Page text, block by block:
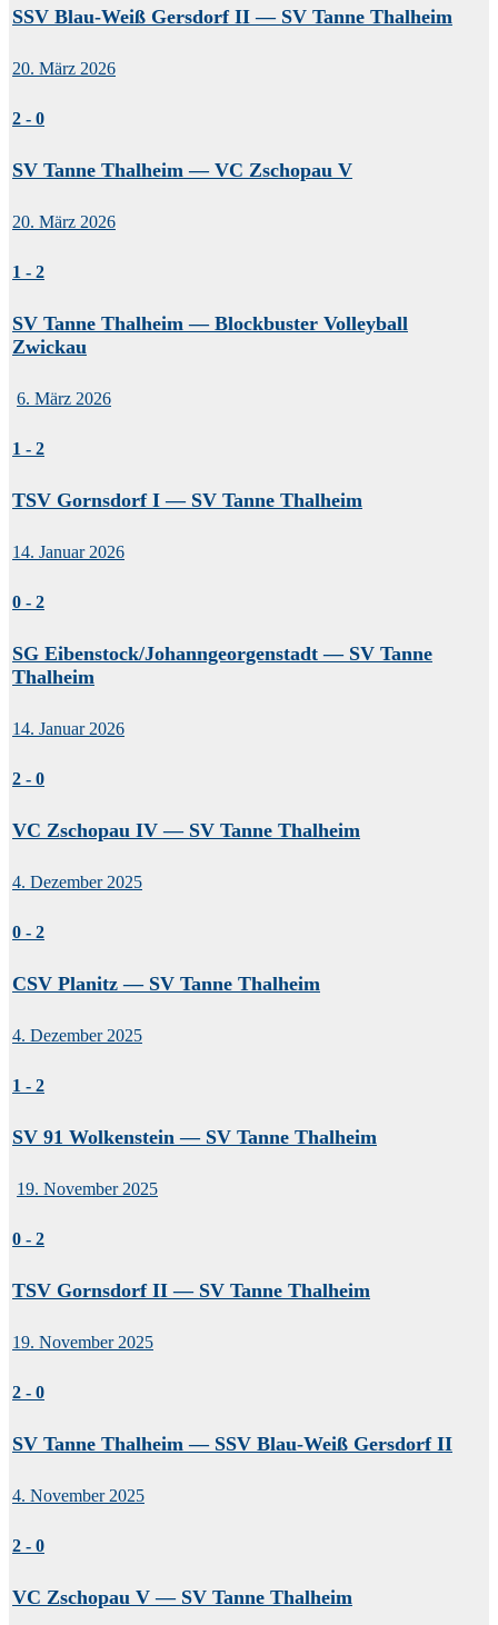
SSV Blau-Weiß Gersdorf II — SV Tanne Thalheim
20. März 2026
2 - 0
SV Tanne Thalheim — VC Zschopau V
20. März 2026
1 - 2
SV Tanne Thalheim — Blockbuster Volleyball
Zwickau
6. März 2026
1 - 2
TSV Gornsdorf I — SV Tanne Thalheim
14. Januar 2026
0 - 2
SG Eibenstock/Johanngeorgenstadt — SV Tanne
Thalheim
14. Januar 2026
2 - 0
VC Zschopau IV — SV Tanne Thalheim
4. Dezember 2025
0 - 2
CSV Planitz — SV Tanne Thalheim
4. Dezember 2025
1 - 2
SV 91 Wolkenstein — SV Tanne Thalheim
19. November 2025
0 - 2
TSV Gornsdorf II — SV Tanne Thalheim
19. November 2025
2 - 0
SV Tanne Thalheim — SSV Blau-Weiß Gersdorf II
4. November 2025
2 - 0
VC Zschopau V — SV Tanne Thalheim